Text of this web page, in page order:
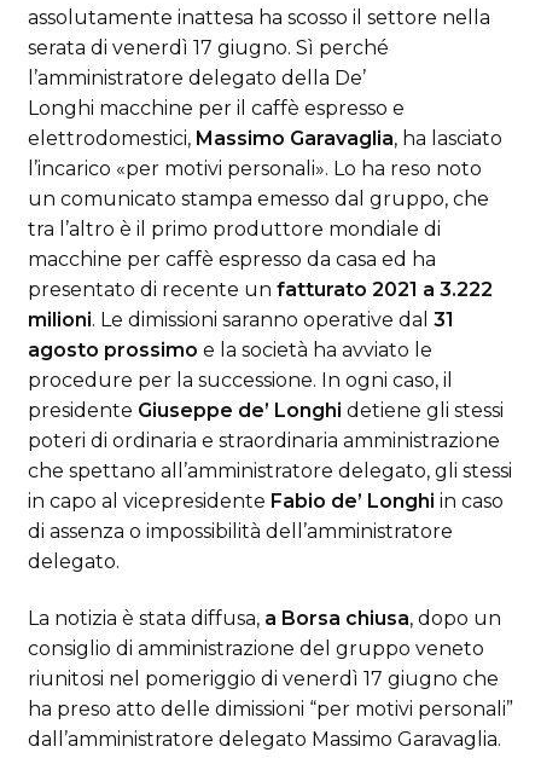
assolutamente inattesa ha scosso il settore nella
serata di venerdì 17 giugno. Sì perché
l’amministratore delegato della De’
Longhi macchine per il caffè espresso e
elettrodomestici, Massimo Garavaglia, ha lasciato
l’incarico «per motivi personali». Lo ha reso noto
un comunicato stampa emesso dal gruppo, che
tra l’altro è il primo produttore mondiale di
macchine per caffè espresso da casa ed ha
presentato di recente un fatturato 2021 a 3.222
milioni. Le dimissioni saranno operative dal 31
agosto prossimo e la società ha avviato le
procedure per la successione. In ogni caso, il
presidente Giuseppe de’ Longhi detiene gli stessi
poteri di ordinaria e straordinaria amministrazione
che spettano all’amministratore delegato, gli stessi
in capo al vicepresidente Fabio de’ Longhi in caso
di assenza o impossibilità dell’amministratore
delegato.
La notizia è stata diffusa, a Borsa chiusa, dopo un
consiglio di amministrazione del gruppo veneto
riunitosi nel pomeriggio di venerdì 17 giugno che
ha preso atto delle dimissioni “per motivi personali”
dall’amministratore delegato Massimo Garavaglia.